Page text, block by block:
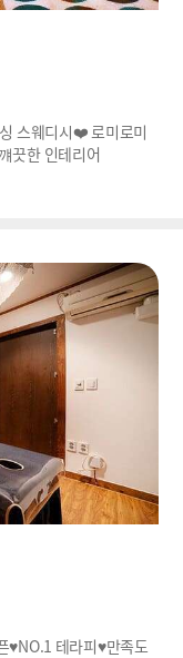
스웨디시❤️ 로미로미
한 인테리어
♥NO.1 테라피♥만족도